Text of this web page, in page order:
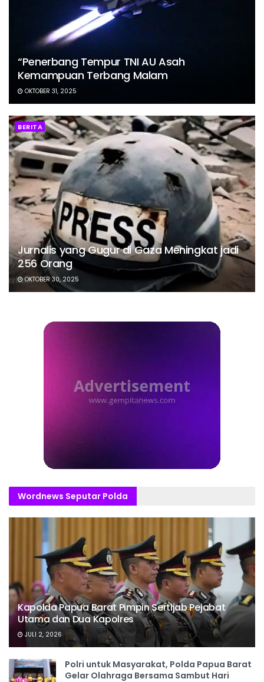
“Penerbang Tempur TNI AU Asah
Kemampuan Terbang Malam
OKTOBER 31, 2025
BERITA
Jurnalis yang Gugur di Gaza Meningkat jadi
256 Orang
OKTOBER 30, 2025
Wordnews Seputar Polda
Kapolda Papua Barat Pimpin Sertijab Pejabat
Utama dan Dua Kapolres
JULI 2, 2026
Polri untuk Masyarakat, Polda Papua Barat
Gelar Olahraga Bersama Sambut Hari